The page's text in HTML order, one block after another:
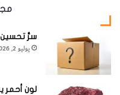
ويشغل الجرانوديوريت
والكوارتز ديوريت
عن نسبة البلاجيوكليز في
البلاجيوكليز عن
سرُّ تحسين
يوليو 2, 2026
لون أحمر